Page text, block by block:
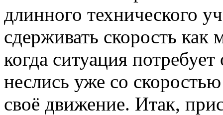
длинного технического
сдерживать скорость
когда ситуация
неслись уже со
своё движение. Итак,